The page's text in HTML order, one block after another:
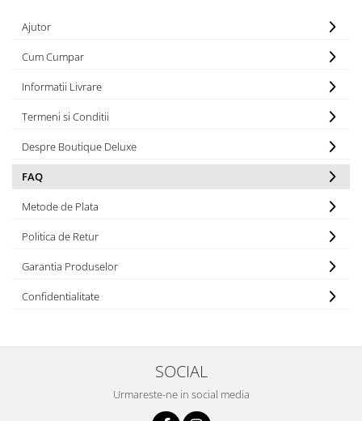
Ajutor
Cum Cumpar
Informatii Livrare
Termeni si Conditii
Despre Boutique Deluxe
FAQ
Metode de Plata
Politica de Retur
Garantia Produselor
Confidentialitate
SOCIAL
Urmareste-ne in social media